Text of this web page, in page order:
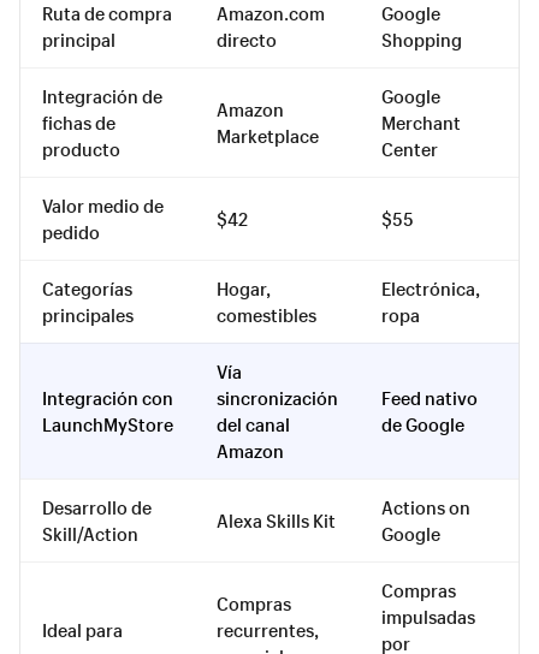
Ruta de compra
principal
Amazon.com
directo
Google
Shopping
Integración de
fichas de
producto
Amazon
Marketplace
Google
Merchant
Center
Valor medio de
pedido
$42 $55
Categorías
principales
Hogar,
comestibles
Electrónica,
ropa
Integración con
LaunchMyStore
Vía
sincronización
del canal
Amazon
Feed nativo
de Google
Desarrollo de
Skill/Action
Alexa Skills Kit
Actions on
Google
Ideal para
Compras
recurrentes,
Compras
impulsadas
por